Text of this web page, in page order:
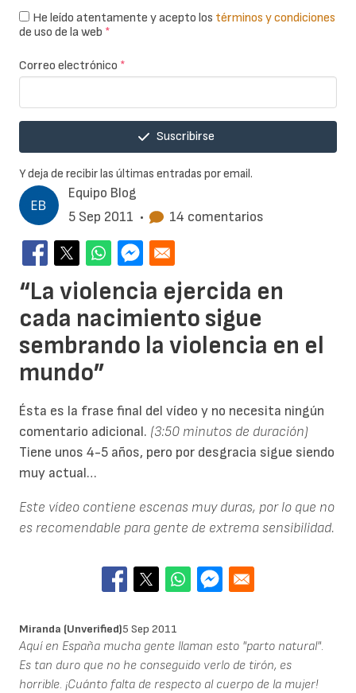
Equipo Blog
5 Sep 2011 • 14 comentarios
“La violencia ejercida en
cada nacimiento sigue
sembrando la violencia en el
mundo”
Ésta es la frase final del vídeo y no necesita ningún
comentario adicional. (3:50 minutos de duración)
Tiene unos 4-5 años, pero por desgracia sigue siendo
muy actual…
Este vídeo contiene escenas muy duras, por lo que no
es recomendable para gente de extrema sensibilidad.
Miranda (unverified)5 Sep 2011
Aquí en España mucha gente llaman esto "parto natural".
Es tan duro que no he conseguido verlo de tirón, es
horrible. ¡Cuánto falta de respecto al cuerpo de la mujer!
He leído atentamente y acepto los términos y condiciones
de uso de la web *
Correo electrónico *
Suscribirse
Y deja de recibir las últimas entradas por email.